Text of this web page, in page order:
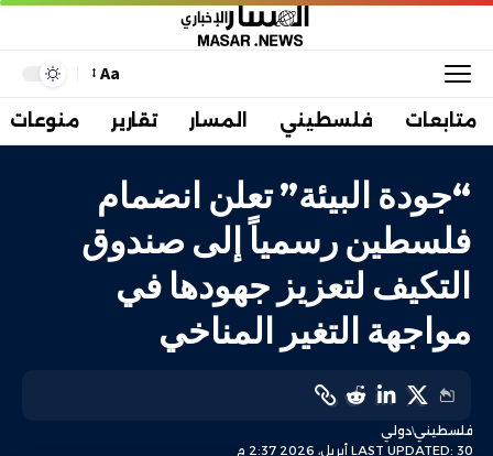
Aa
متابعات فلسطيني المسار تقارير منوعات
“جودة البيئة” تعلن انضمام
فلسطين رسمياً إلى صندوق
التكيف لتعزيز جهودها في
مواجهة التغير المناخي
LAST UPDATED: 30 أبريل، 2026 2:37 م
فلسطينيدولي